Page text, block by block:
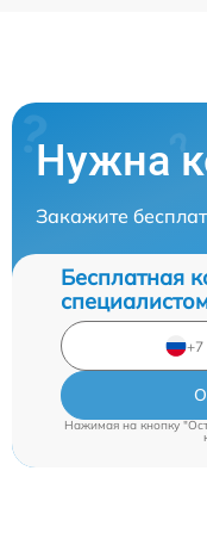
Нужна
Закажите
Бесплатная
Нажимая на кнопку